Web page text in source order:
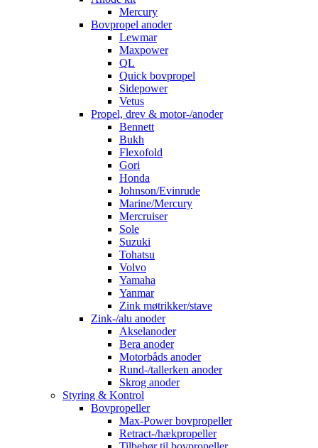
Mercury
Bovpropel anoder
Lewmar
Maxpower
QL
Quick bovpropel
Sidepower
Vetus
Propel, drev & motor-/anoder
Bennett
Bukh
Flexofold
Gori
Honda
Johnson/Evinrude
Marine/Mercury
Mercruiser
Sole
Suzuki
Tohatsu
Volvo
Yamaha
Yanmar
Zink møtrikker/stave
Zink-/alu anoder
Akselanoder
Bera anoder
Motorbåds anoder
Rund-/tallerken anoder
Skrog anoder
Styring & Kontrol
Bovpropeller
Max-Power bovpropeller
Retract-/hækpropeller